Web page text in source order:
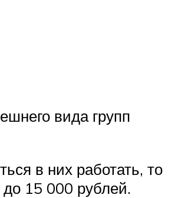
вида групп
в них работать, то
15 000 рублей.